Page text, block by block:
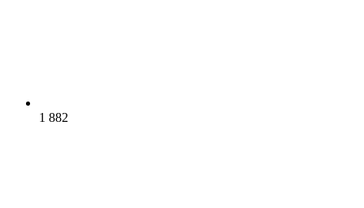
1 882